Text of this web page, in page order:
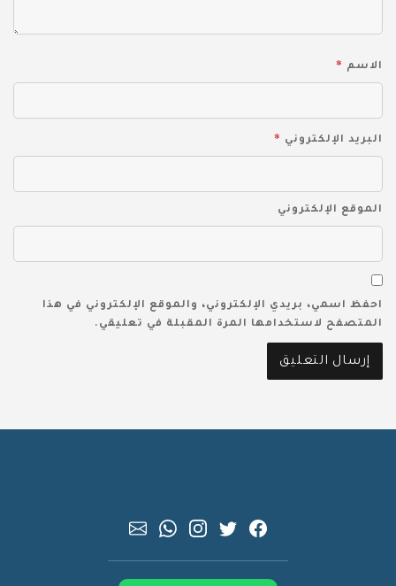
الاسم *
البريد الإلكتروني *
الموقع الإلكتروني
احفظ اسمي، بريدي الإلكتروني، والموقع الإلكتروني في هذا
المتصفح لاستخدامها المرة المقبلة في تعليقي.